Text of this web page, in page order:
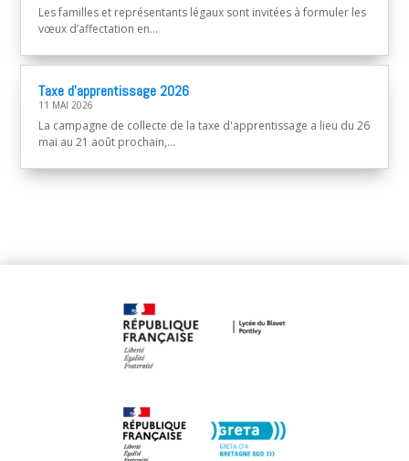
Les familles et représentants légaux sont invitées à formuler les
vœux d’affectation en...
Taxe d’apprentissage 2026
11 MAI 2026
La campagne de collecte de la taxe d'apprentissage a lieu du 26
mai au 21 août prochain,...